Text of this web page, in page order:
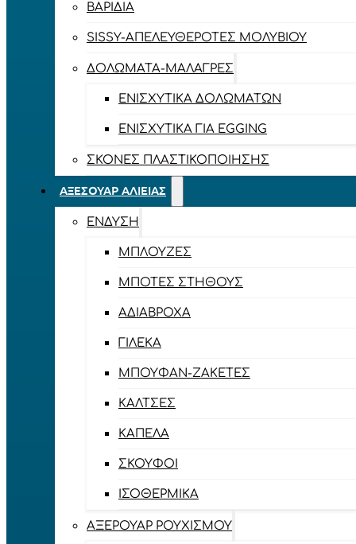
ΒΑΡΊΔΙΑ
SISSY-ΑΠΕΛΕΥΘΕΡΟΤΈΣ ΜΟΛΥΒΙΟΎ
ΔΟΛΏΜΑΤΑ-ΜΑΛΆΓΡΕΣ
ΕΝΙΣΧΥΤΙΚΆ ΔΟΛΩΜΆΤΩΝ
ΕΝΙΣΧΥΤΙΚΆ ΓΙΑ EGGING
ΣΚΌΝΕΣ ΠΛΑΣΤΙΚΟΠΟΊΗΣΗΣ
ΑΞΕΣΟΥΆΡ ΑΛΙΕΊΑΣ
ΈΝΔΥΣΗ
ΜΠΛΟΎΖΕΣ
ΜΠΌΤΕΣ ΣΤΉΘΟΥΣ
ΑΔΙΆΒΡΟΧΑ
ΓΙΛΈΚΑ
ΜΠΟΥΦΆΝ-ΖΑΚΈΤΕΣ
ΚΆΛΤΣΕΣ
ΚΑΠΈΛΑ
ΣΚΟΎΦΟΙ
ΙΣΟΘΕΡΜΙΚΆ
ΑΞΕΡΟΥΆΡ ΡΟΥΧΙΣΜΟΎ